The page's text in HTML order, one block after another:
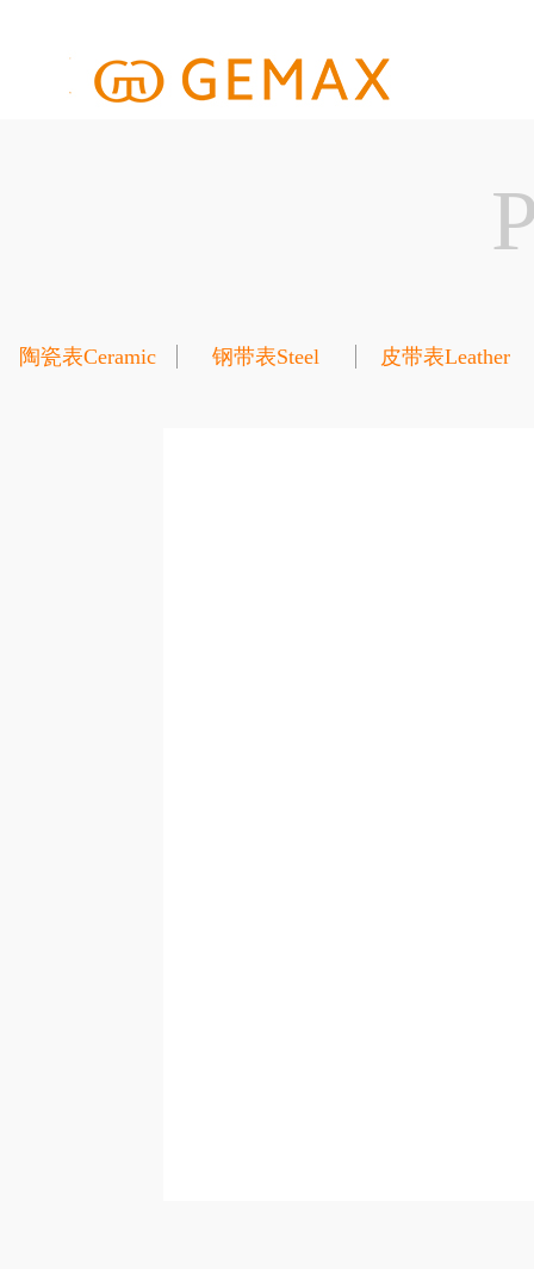
陶瓷表Ceramic 钢带表Steel 皮带表Leather